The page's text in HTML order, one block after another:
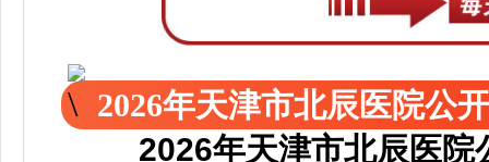
2026年天津市北辰医院公
2026年天津市北辰医